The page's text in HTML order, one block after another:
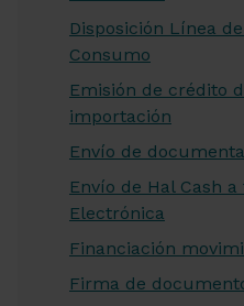
Disposición Línea
Consumo
Emisión de crédito
importación
Envío de
Envío de Hal Cash
Electrónica
Financiación
Firma de